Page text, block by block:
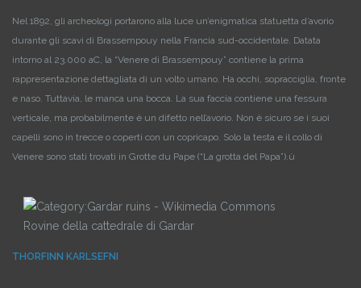
Nel 1892, gli archeologi portarono alla luce un’enigmatica statuetta d’avorio
durante gli scavi di Brassempouy nella Francia sud-occidentale. Datata
intorno al 23.000 aC, la “Venere di Brassempouy” contiene la prima
rappresentazione dettagliata di un volto umano. Ha occhi, sopracciglia, fronte
e naso. Tuttavia, le manca una bocca. La sua faccia contiene una fessura
verticale, ma probabilmente è un difetto nell’avorio. Non è sicuro se i suoi
capelli sono in trecce o coperti con un copricapo. Solo la testa e il collo di
Venere sono stati trovati in Grotte du Pape (“La grotta del Papa”).ù
Rovine della cattedrale di Gardar
THORFINN KARLSEFNI